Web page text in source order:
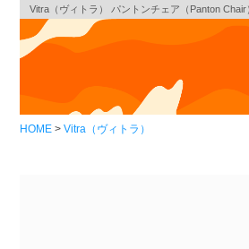
Vitra（ヴィトラ） パントンチェア（Panton Chair
HOME Vitra（ヴィトラ）